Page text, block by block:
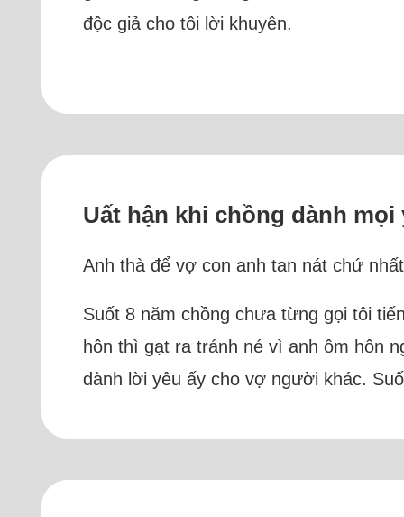
độc giả cho tôi lời khuyên.
Uất hận khi chồng dành
Anh thà để vợ con anh tan nát chứ
Suốt 8 năm chồng chưa từng gọi tôi
hôn thì gạt ra tránh né vì anh ôm hôn
dành lời yêu ấy cho vợ người khác.